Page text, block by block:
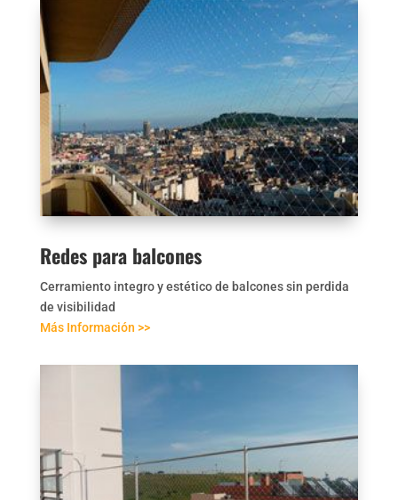
Redes para balcones
Cerramiento integro y estético de balcones sin perdida
de visibilidad
Más Información >>